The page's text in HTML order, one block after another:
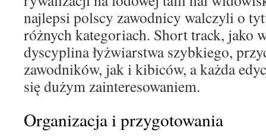
najlepsi polscy zawodnicy walczyli o
różnych kategoriach. Short track, jako
dyscyplina łyżwiarstwa szybkiego,
zawodników, jak i kibiców, a każda
się dużym zainteresowaniem.
Organizacja i przygotowania